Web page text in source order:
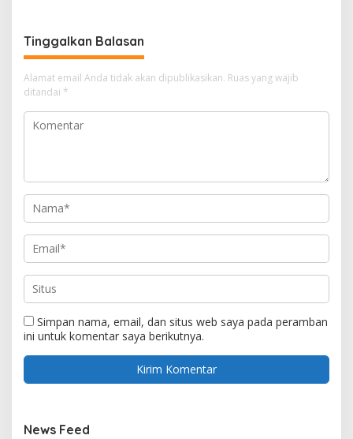
Tinggalkan Balasan
Alamat email Anda tidak akan dipublikasikan. Ruas yang wajib
ditandai *
Simpan nama, email, dan situs web saya pada peramban
ini untuk komentar saya berikutnya.
News Feed